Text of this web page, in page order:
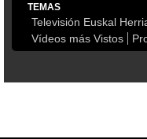
TEMAS
Televisión Euskal
Vídeos más Vistos